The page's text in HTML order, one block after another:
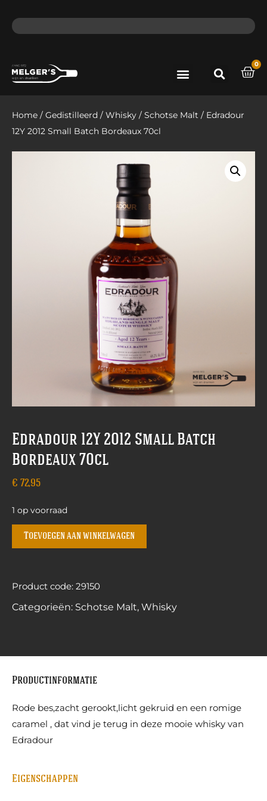
0
Home / Gedistilleerd / Whisky / Schotse Malt / Edradour
12Y 2012 Small Batch Bordeaux 70cl
Edradour 12Y 2012 Small Batch
Bordeaux 70cl
€ 72,95
1 op voorraad
Toevoegen aan winkelwagen
Product code: 29150
Categorieën: Schotse Malt, Whisky
Productinformatie
Rode bes,zacht gerookt,licht gekruid en een romige
caramel , dat vind je terug in deze mooie whisky van
Edradour
Eigenschappen